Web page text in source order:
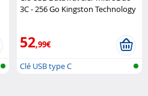
3C - 256 Go Kingston Technology
52,99€
Clé USB type C